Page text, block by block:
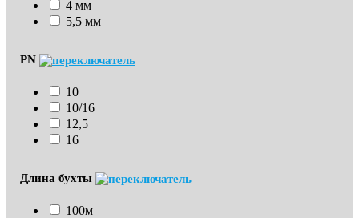
4 мм
5,5 мм
PN
10
10/16
12,5
16
Длина бухты
100м